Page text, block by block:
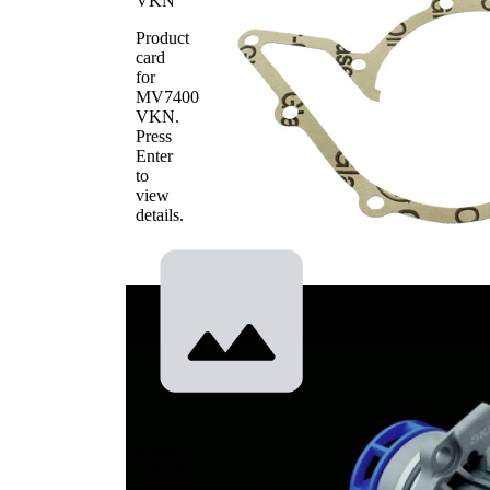
Product
card
for
MV7400
VKN.
Press
Enter
to
view
details.